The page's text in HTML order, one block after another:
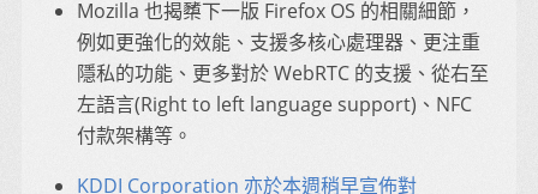
Mozilla 也揭櫫下一版 Firefox OS 的相關細節，
例如更強化的效能、支援多核心處理器、更注重
隱私的功能、更多對於 WebRTC 的支援、從右至
左語言(Right to left language support)、NFC
付款架構等。
KDDI Corporation 亦於本週稍早宣佈對